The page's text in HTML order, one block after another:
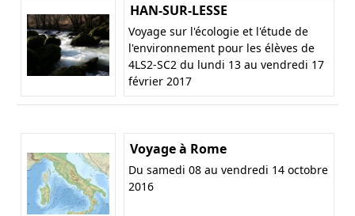
HAN-SUR-LESSE
Voyage sur l'écologie et l'étude de
l'environnement pour les élèves de
4LS2-SC2 du lundi 13 au vendredi 17
février 2017
Voyage à Rome
Du samedi 08 au vendredi 14 octobre
2016